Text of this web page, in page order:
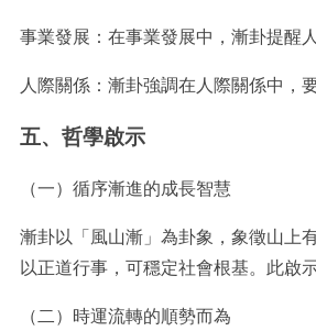
事業發展：在事業發展中，漸卦提醒
人際關係：漸卦強調在人際關係中，
五、哲學啟示
（一）循序漸進的成長智慧
漸卦以「風山漸」為卦象，象徵山上
以正道行事，可穩定社會根基。此啟
（二）時運流轉的順勢而為